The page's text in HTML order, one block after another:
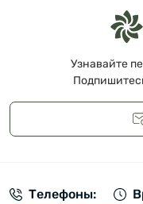
Узнавайте
Телефоны: